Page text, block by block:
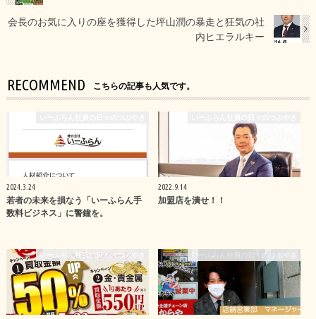
会長のお気に入りの座を獲得した坪山潤の暴走と狂気の社
内ヒエラルキー
RECOMMEND こちらの記事も人気です。
2024.3.24
若者の未来を損なう「いーふらん手
数料ビジネス」に警鐘を。
2022.9.14
加盟店を潰せ！！
いーふらん社員の日々のつぶやき いーふらん社員の日々のつぶやき